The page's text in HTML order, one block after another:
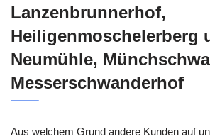
Lanzenbrunnerhof,
Heiligenmoschelerberg
Neumühle,
Messerschwanderhof
Aus welchem Grund andere Kunden auf